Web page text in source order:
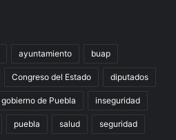
ayuntamiento buap
Congreso del Estado diputados
gobierno de Puebla inseguridad
puebla salud seguridad